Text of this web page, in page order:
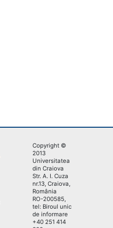
Copyright ©
2013
Universitatea
din Craiova
Str. A. I. Cuza
nr.13, Craiova,
România
RO-200585,
tel: Biroul unic
de informare
+40 251 414